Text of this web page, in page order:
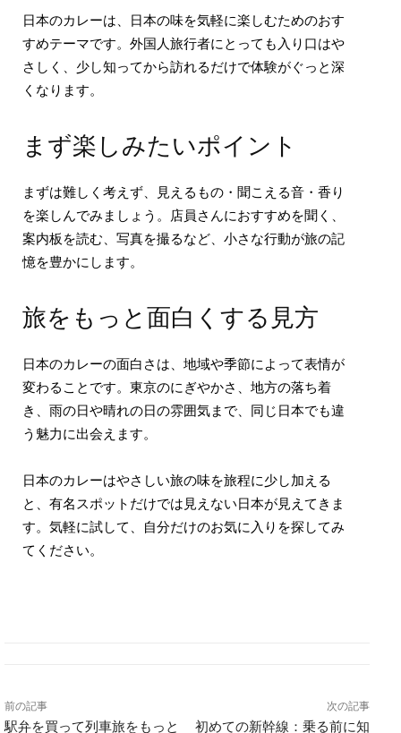
日本のカレーは、日本の味を気軽に楽しむためのおす
すめテーマです。外国人旅行者にとっても入り口はや
さしく、少し知ってから訪れるだけで体験がぐっと深
くなります。
まず楽しみたいポイント
まずは難しく考えず、見えるもの・聞こえる音・香り
を楽しんでみましょう。店員さんにおすすめを聞く、
案内板を読む、写真を撮るなど、小さな行動が旅の記
憶を豊かにします。
旅をもっと面白くする見方
日本のカレーの面白さは、地域や季節によって表情が
変わることです。東京のにぎやかさ、地方の落ち着
き、雨の日や晴れの日の雰囲気まで、同じ日本でも違
う魅力に出会えます。
日本のカレーはやさしい旅の味を旅程に少し加える
と、有名スポットだけでは見えない日本が見えてきま
す。気軽に試して、自分だけのお気に入りを探してみ
てください。
前の記事
駅弁を買って列車旅をもっと
次の記事
初めての新幹線：乗る前に知